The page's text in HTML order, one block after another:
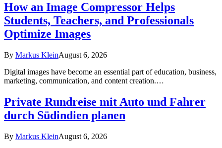
How an Image Compressor Helps
Students, Teachers, and Professionals
Optimize Images
By Markus KleinAugust 6, 2026
Digital images have become an essential part of education, business,
marketing, communication, and content creation.…
Private Rundreise mit Auto und Fahrer
durch Südindien planen
By Markus KleinAugust 6, 2026